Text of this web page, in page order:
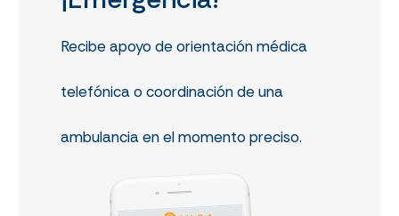
Recibe apoyo de orientación médica
telefónica o coordinación de una
ambulancia en el momento preciso.